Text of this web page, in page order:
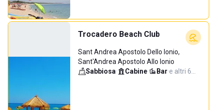
Trocadero Beach Club
Sant Andrea Apostolo Dello Ionio,
Sant'Andrea Apostolo Allo Ionio
Sabbiosa· Cabine· Bar·e altri 6…